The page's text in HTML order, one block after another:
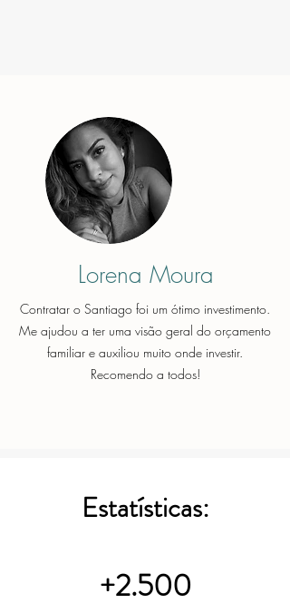
Lorena Moura
Contratar o Santiago foi um ótimo investimento.
Me ajudou a ter uma visão geral do orçamento
familiar e auxiliou muito onde investir.
Recomendo a todos!
Estatísticas:
+2.500